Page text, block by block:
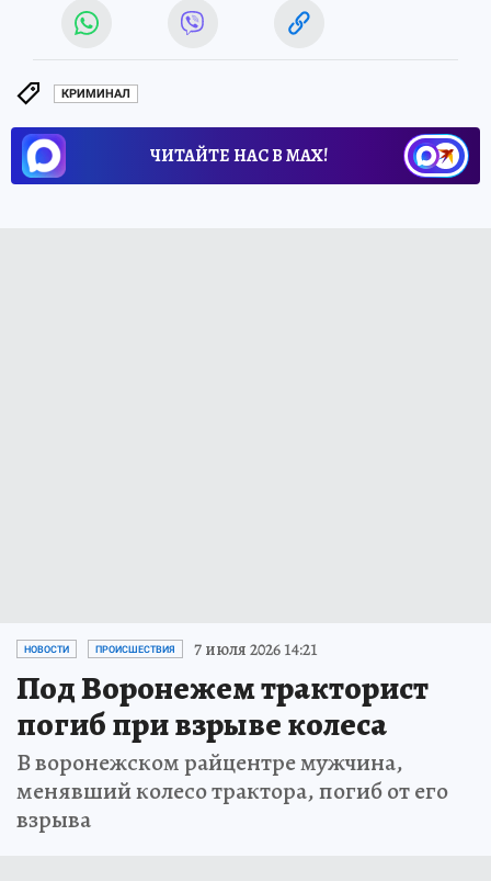
КРИМИНАЛ
ЧИТАЙТЕ НАС В МАХ!
НОВОСТИ ПРОИСШЕСТВИЯ 7 июля 2026 14:21
Под Воронежем тракторист
погиб при взрыве колеса
В воронежском райцентре мужчина,
менявший колесо трактора, погиб от его
взрыва